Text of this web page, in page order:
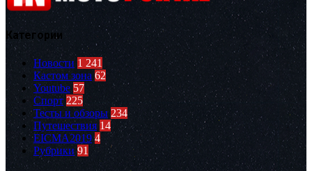
Категории
Новости 1 241
Кастом зона 62
Youtube 57
Спорт 225
Тесты и обзоры 234
Путешествия 14
EICMA2019 4
Рубрики 91